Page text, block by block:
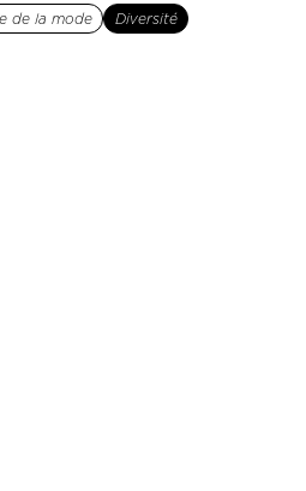
de la mode Diversité